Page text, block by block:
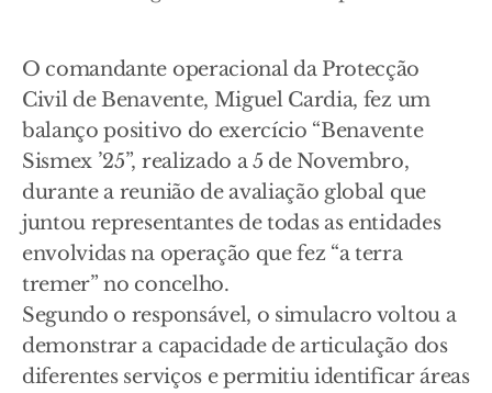
O comandante operacional da Protecção
Civil de Benavente, Miguel Cardia, fez um
balanço positivo do exercício “Benavente
Sismex ’25”, realizado a 5 de Novembro,
durante a reunião de avaliação global que
juntou representantes de todas as entidades
envolvidas na operação que fez “a terra
tremer” no concelho.
Segundo o responsável, o simulacro voltou a
demonstrar a capacidade de articulação dos
diferentes serviços e permitiu identificar áreas